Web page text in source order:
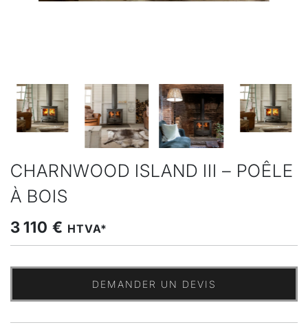
CHARNWOOD ISLAND III – POÊLE
À BOIS
3 110 € HTVA*
DEMANDER UN DEVIS